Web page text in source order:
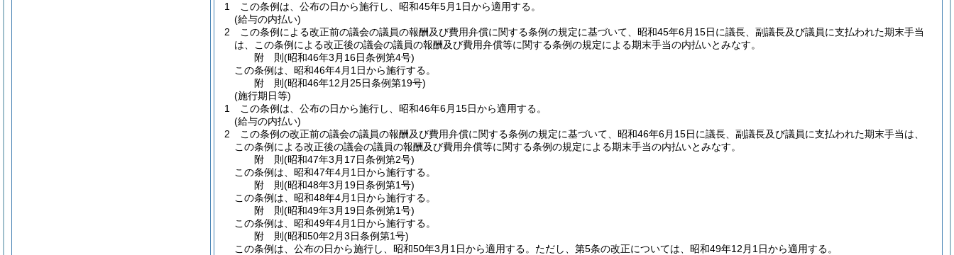
1
この条例は、公布の日から施行し、昭和45年5月1日から適用する。
(給与の内払い)
2
この条例による改正前の議会の議員の報酬及び費用弁償に関する条例の規定に基づいて、昭和45年6月15日に議長、副議長及び議員に支払われた期末手当
は、この条例による改正後の議会の議員の報酬及び費用弁償等に関する条例の規定による期末手当の内払いとみなす。
附 則(昭和46年3月16日条例第4号)
この条例は、昭和46年4月1日から施行する。
附 則(昭和46年12月25日条例第19号)
(施行期日等)
1
この条例は、公布の日から施行し、昭和46年6月15日から適用する。
(給与の内払い)
2
この条例の改正前の議会の議員の報酬及び費用弁償に関する条例の規定に基づいて、昭和46年6月15日に議長、副議長及び議員に支払われた期末手当は、
この条例による改正後の議会の議員の報酬及び費用弁償等に関する条例の規定による期末手当の内払いとみなす。
附 則(昭和47年3月17日条例第2号)
この条例は、昭和47年4月1日から施行する。
附 則(昭和48年3月19日条例第1号)
この条例は、昭和48年4月1日から施行する。
附 則(昭和49年3月19日条例第1号)
この条例は、昭和49年4月1日から施行する。
附 則(昭和50年2月3日条例第1号)
この条例は、公布の日から施行し、昭和50年3月1日から適用する。 ただし、第5条の改正については、昭和49年12月1日から適用する。